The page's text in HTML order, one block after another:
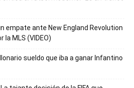
empate ante New England Revolution
la MLS (VIDEO)
sueldo que iba a ganar Infantino